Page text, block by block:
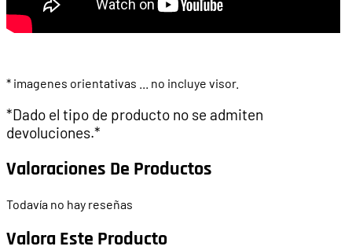
* imagenes orientativas ... no incluye visor.
*Dado el tipo de producto no se admiten
devoluciones.*
Valoraciones De Productos
Todavía no hay reseñas
Valora Este Producto